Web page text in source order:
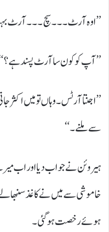
’’اوہ آرٹ۔۔۔ سچ ۔۔۔آرٹ
’’آپ کو کون سا آرٹ پسند
’’اجنتا آرٹس۔ وہاں تو میں
سے ملنے۔‘‘
ہیروئن نے جواب دیا اور اب
خاموشی سے میں نے کاغذ
ہوئے رخصت ہوگئی۔